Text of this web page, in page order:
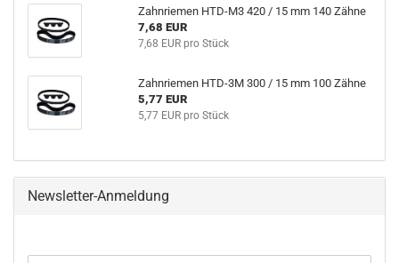
Zahnriemen HTD-M3 420 / 15 mm 140 Zähne
7,68 EUR
7,68 EUR pro Stück
Zahnriemen HTD-3M 300 / 15 mm 100 Zähne
5,77 EUR
5,77 EUR pro Stück
Newsletter-Anmeldung